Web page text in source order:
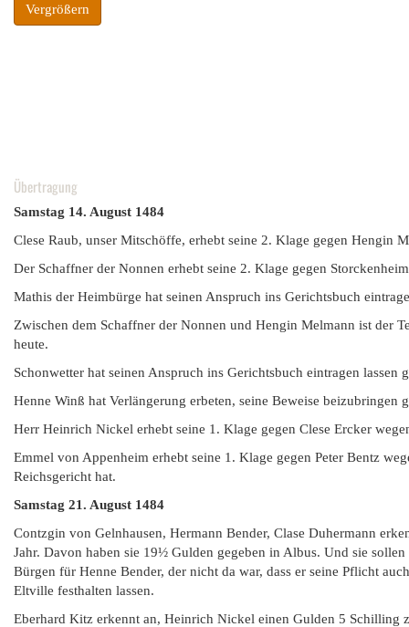
Vergrößern
Übertragung
Samstag 14. August 1484
Clese Raub, unser Mitschöffe, erhebt seine 2. Klage gegen Hengin
Der Schaffner der Nonnen erhebt seine 2. Klage gegen
Mathis der Heimbürge hat seinen Anspruch ins Gerichtsbuch
Zwischen dem Schaffner der Nonnen und Hengin Melmann ist der
heute.
Schonwetter hat seinen Anspruch ins Gerichtsbuch eintragen lassen
Henne Winß hat Verlängerung erbeten, seine Beweise beizubringen
Herr Heinrich Nickel erhebt seine 1. Klage gegen Clese Ercker
Emmel von Appenheim erhebt seine 1. Klage gegen Peter Bentz
Reichsgericht hat.
Samstag 21. August 1484
Contzgin von Gelnhausen, Hermann Bender, Clase Duhermann
Jahr. Davon haben sie 19½ Gulden gegeben in Albus. Und sie
Bürgen für Henne Bender, der nicht da war, dass er seine Pflicht
Eltville festhalten lassen.
Eberhard Kitz erkennt an, Heinrich Nickel einen Gulden 5 Schilling